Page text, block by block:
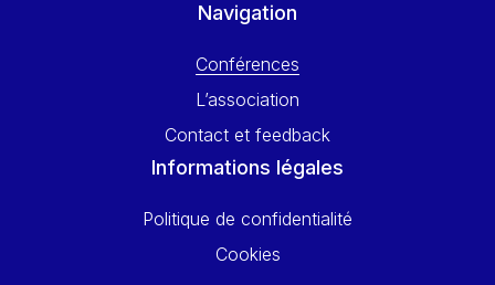
Navigation
Conférences
L’association
Contact et feedback
Informations légales
Politique de confidentialité
Cookies